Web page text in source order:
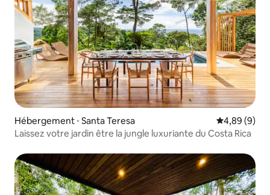
Hébergement ⋅ Santa Teresa Évaluation
4,89 (9)
Laissez votre jardin être la jungle luxuriante du Costa Rica